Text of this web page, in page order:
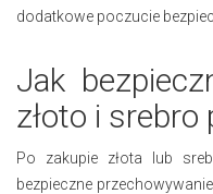
dodatkowe poczucie
Jak
złoto i srebro
Po zakupie złota lub
bezpieczne